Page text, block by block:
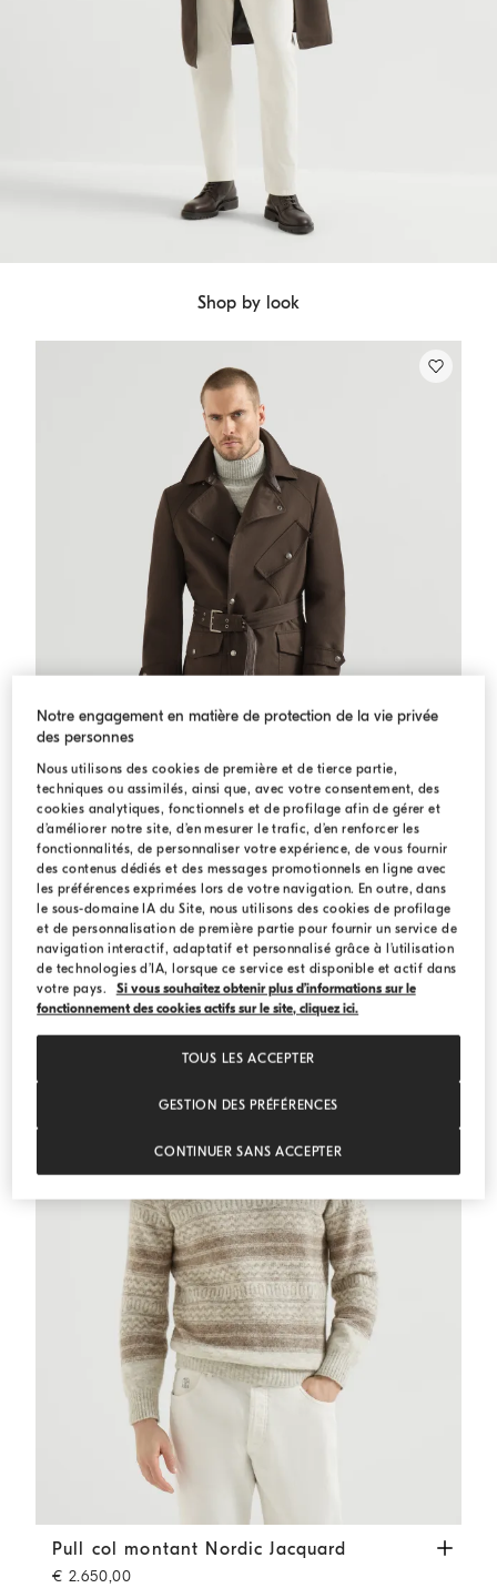
Shop by look
Trench en microfibre déperlante Marron
Trench en microfibre déperlante
€ 4.900,00
Pull col montant Nordic Jacquard Châtaignier
Pull col montant Nordic Jacquard
€ 2.650,00
Notre engagement en matière de protection de la vie privée
des personnes
Nous utilisons des cookies de première et de tierce partie,
techniques ou assimilés, ainsi que, avec votre consentement, des
cookies analytiques, fonctionnels et de profilage afin de gérer et
d’améliorer notre site, d’en mesurer le trafic, d’en renforcer les
fonctionnalités, de personnaliser votre expérience, de vous fournir
des contenus dédiés et des messages promotionnels en ligne avec
les préférences exprimées lors de votre navigation. En outre, dans
le sous-domaine IA du Site, nous utilisons des cookies de profilage
et de personnalisation de première partie pour fournir un service de
navigation interactif, adaptatif et personnalisé grâce à l’utilisation
de technologies d’IA, lorsque ce service est disponible et actif dans
votre pays.
Si vous souhaitez obtenir plus d’informations sur le
fonctionnement des cookies actifs sur le site, cliquez ici.
GESTION DES PRÉFÉRENCES
CONTINUER SANS ACCEPTER
TOUS LES ACCEPTER